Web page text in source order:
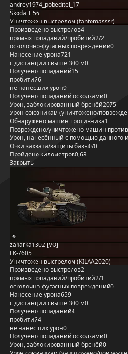
andrey1974_pobeditel_17
Škoda T 56
Уничтожен выстрелом (fantomasssr)
Произведено выстрелов4
прямых попаданий/пробитий2/2
осколочно-фугасных повреждений0
Нанесение урона721
с дистанции свыше 300 м0
Получено попаданий15
пробитий6
не нанёсших урон9
Получено попаданий осколками0
Урон, заблокированный бронёй2075
Урон союзникам (уничтожено/
Обнаружено машин противника1
Повреждено/уничтожено машин
Урон, нанесённый с помощью данного
Очки захвата/защиты базы0/0
Пройдено километров0,63
Закрыть
zaharka1302 [VO]
LK-7605
Уничтожен выстрелом (KILAA2020)
Произведено выстрелов2
прямых попаданий/пробитий2/1
осколочно-фугасных повреждений0
Нанесение урона659
с дистанции свыше 300 м0
Получено попаданий4
пробитий4
не нанёсших урон0
Получено попаданий осколками0
Урон, заблокированный бронёй0